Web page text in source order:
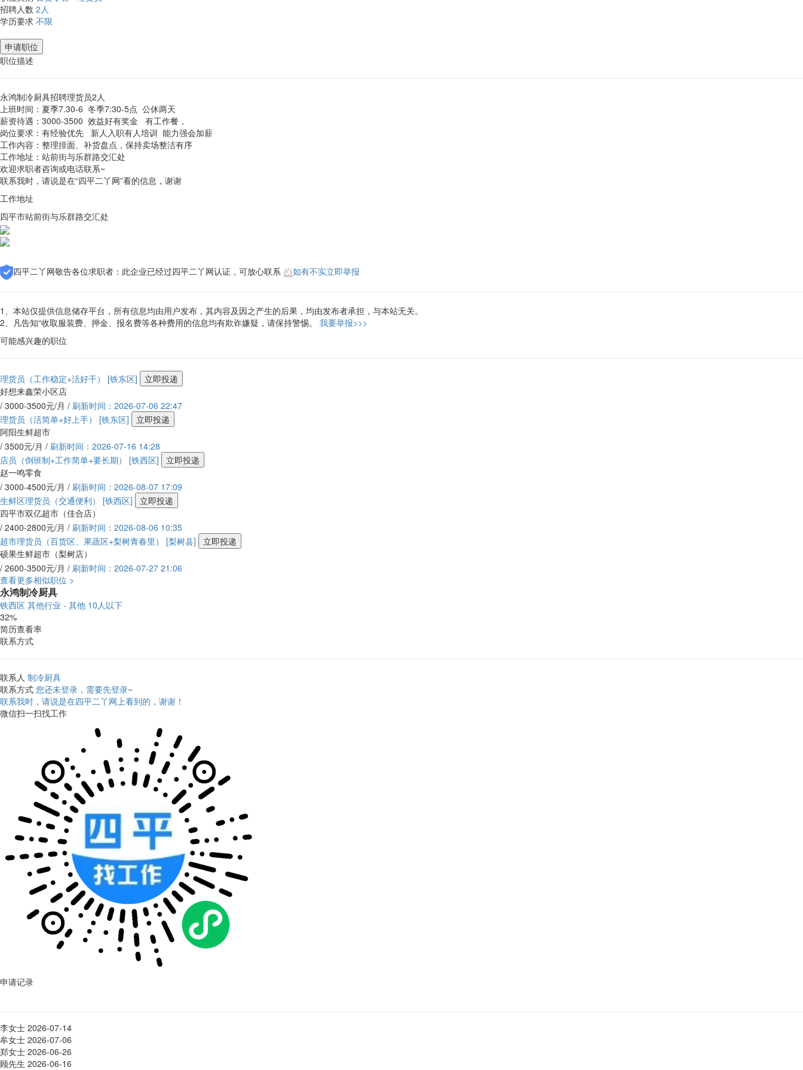
招聘人数 2人
学历要求 不限
申请职位
职位描述
永鸿制冷厨具招聘理货员2人
上班时间：夏季7.30-6 冬季7:30-5点 公休两天
薪资待遇：3000-3500 效益好有奖金 有工作餐，
岗位要求：有经验优先 新人入职有人培训 能力强会加薪
工作内容：整理排面、补货盘点，保持卖场整洁有序
工作地址：站前街与乐群路交汇处
欢迎求职者咨询或电话联系~
联系我时，请说是在“四平二丫网”看的信息，谢谢
工作地址
四平市站前街与乐群路交汇处
四平二丫网敬告各位求职者：此企业已经过四平二丫网认证，可放心联系 如有不实立即举报
1、本站仅提供信息储存平台，所有信息均由用户发布，其内容及因之产生的后果，均由发布者承担，与本站无关。
2、凡告知“收取服装费、押金、报名费等各种费用的信息均有欺诈嫌疑，请保持警惕。 我要举报>>>
可能感兴趣的职位
理货员（工作稳定+活好干） [铁东区]
立即投递
好想来鑫荣小区店
/ 3000-3500元/月 / 刷新时间：2026-07-06 22:47
理货员（活简单+好上手） [铁东区]
立即投递
阿阳生鲜超市
/ 3500元/月 / 刷新时间：2026-07-16 14:28
店员（倒班制+工作简单+要长期） [铁西区]
立即投递
赵一鸣零食
/ 3000-4500元/月 / 刷新时间：2026-08-07 17:09
生鲜区理货员（交通便利） [铁西区]
立即投递
四平市双亿超市（佳合店）
/ 2400-2800元/月 / 刷新时间：2026-08-06 10:35
超市理货员（百货区、果蔬区+梨树青春里） [梨树县]
立即投递
硕果生鲜超市（梨树店）
/ 2600-3500元/月 / 刷新时间：2026-07-27 21:06
查看更多相似职位 >
永鸿制冷厨具
铁西区 其他行业 - 其他 10人以下
32%
简历查看率
联系方式
联系人 制冷厨具
联系方式 您还未登录，需要先登录~
联系我时，请说是在四平二丫网上看到的，谢谢！
微信扫一扫找工作
申请记录
李女士 2026-07-14
牟女士 2026-07-06
郑女士 2026-06-26
顾先生 2026-06-16